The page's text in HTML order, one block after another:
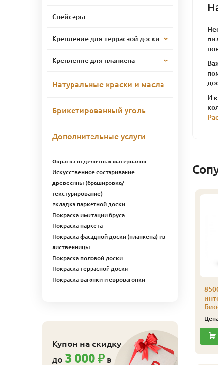
И
Цена
Спейсеры
Крепление для террасной доски
Крепление для планкена
Натуральные краски и масла
Брикетированный уголь
Дополнительные услуги
Окраска отделочных материалов
Искусственное состаривание
древесины (брашировка/
текстурирование)
Укладка паркетной доски
Покраска имитации бруса
Покраска паркета
Покраска фасадной доски (планкена) из
лиственницы
Покраска половой доски
Покраска террасной доски
Покраска вагонки и евровагонки
Купон на скидку
до 3 000 ₽ в